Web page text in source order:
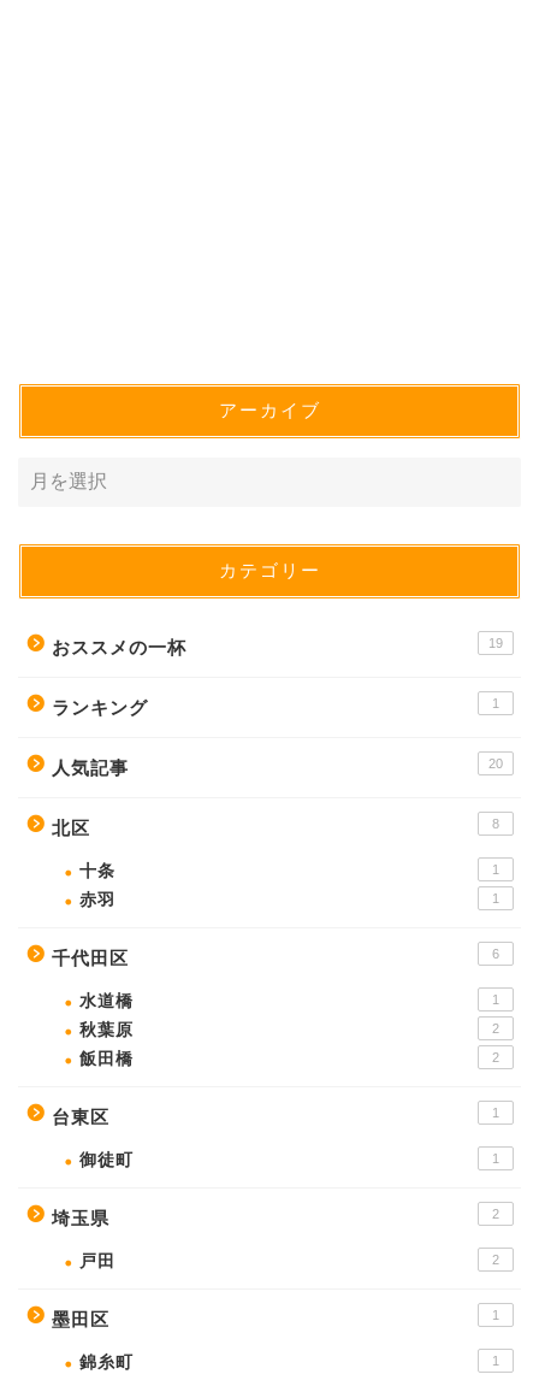
アーカイブ
カテゴリー
おススメの一杯 19
ランキング 1
人気記事 20
北区 8
十条 1
赤羽 1
千代田区 6
水道橋 1
秋葉原 2
飯田橋 2
台東区 1
御徒町 1
埼玉県 2
戸田 2
墨田区 1
錦糸町 1